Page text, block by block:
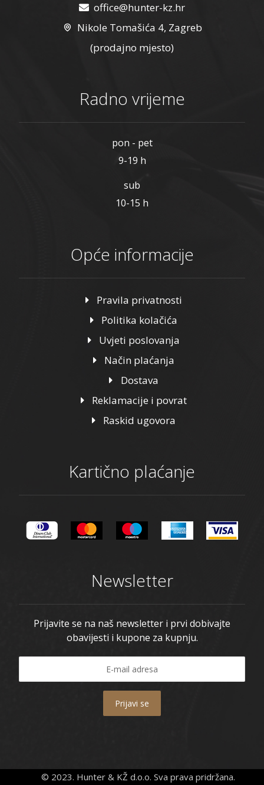
office@hunter-kz.hr
Nikole Tomašića 4, Zagreb
(prodajno mjesto)
Radno vrijeme
pon - pet
9-19 h
sub
10-15 h
Opće informacije
Pravila privatnosti
Politika kolačića
Uvjeti poslovanja
Način plaćanja
Dostava
Reklamacije i povrat
Raskid ugovora
Kartično plaćanje
Newsletter
Prijavite se na naš newsletter i prvi dobivajte
obavijesti i kupone za kupnju.
Prijavi se
© 2023. Hunter & KŽ d.o.o. Sva prava pridržana.